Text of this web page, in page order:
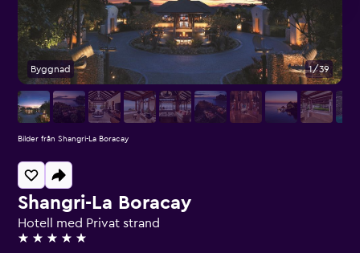
Shangri-La Boracay
Hotell med Privat strand
5 stjärnor
Byggnad 1/39
Bilder från Shangri-La Boracay